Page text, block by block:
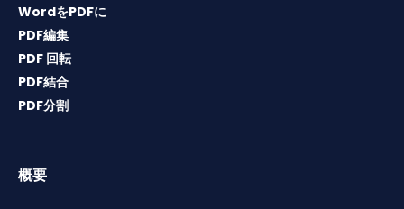
WordをPDFに
PDF編集
PDF 回転
PDF結合
PDF分割
概要